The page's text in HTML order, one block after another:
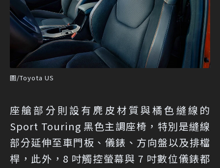
圖/Toyota US
座艙部分則設有麂皮材質與橘色縫線的
Sport Touring 黑色主調座椅，特別是縫線
部分延伸至車門板、儀錶、方向盤以及排檔
桿，此外，8 吋觸控螢幕與 7 吋數位儀錶都